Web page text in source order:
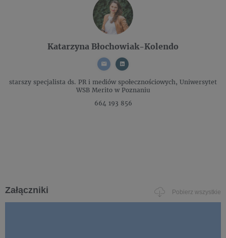
Katarzyna Błochowiak-Kolendo
starszy specjalista ds. PR i mediów społecznościowych, Uniwersytet
WSB Merito w Poznaniu
664 193 856
Załączniki Pobierz wszystkie